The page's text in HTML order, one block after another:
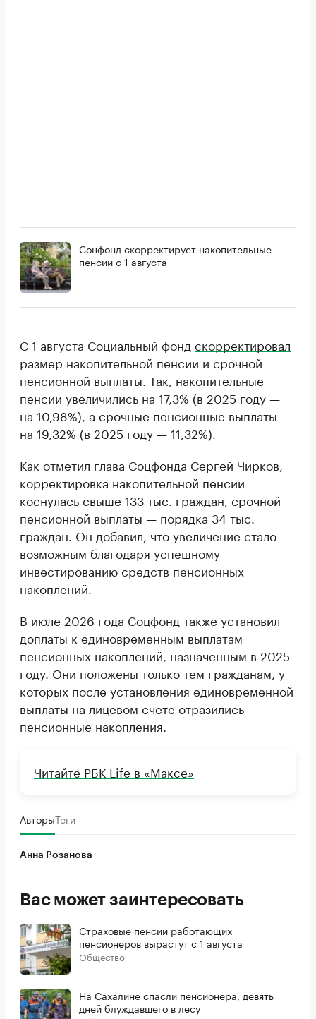
Соцфонд скорректирует накопительные
пенсии с 1 августа
С 1 августа Социальный фонд скорректировал
размер накопительной пенсии и срочной
пенсионной выплаты. Так, накопительные
пенсии увеличились на 17,3% (в 2025 году —
на 10,98%), а срочные пенсионные выплаты —
на 19,32% (в 2025 году — 11,32%).
Как отметил глава Соцфонда Сергей Чирков,
корректировка накопительной пенсии
коснулась свыше 133 тыс. граждан, срочной
пенсионной выплаты — порядка 34 тыс.
граждан. Он добавил, что увеличение стало
возможным благодаря успешному
инвестированию средств пенсионных
накоплений.
В июле 2026 года Соцфонд также установил
доплаты к единовременным выплатам
пенсионных накоплений, назначенным в 2025
году. Они положены только тем гражданам, у
которых после установления единовременной
выплаты на лицевом счете отразились
пенсионные накопления.
Читайте РБК Life в «Максе»
АвторыТеги
Анна Розанова
Вас может заинтересовать
Страховые пенсии работающих
пенсионеров вырастут с 1 августа
Общество
На Сахалине спасли пенсионера, девять
дней блуждавшего в лесу